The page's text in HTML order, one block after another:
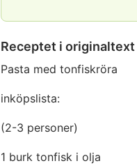
Receptet i originaltext
Pasta med tonfiskröra
inköpslista:
(2-3 personer)
1 burk tonfisk i olja